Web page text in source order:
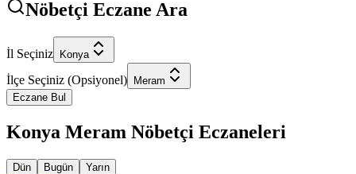
Nöbetçi Eczane Ara
İl Seçiniz Konya
İlçe Seçiniz (Opsiyonel) Meram
Eczane Bul
Konya Meram Nöbetçi Eczaneleri
Dün Bugün Yarın